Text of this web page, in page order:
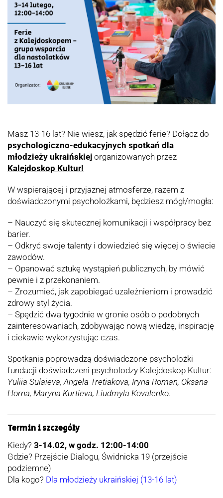
Masz 13-16 lat? Nie wiesz, jak spędzić ferie? Dołącz do
psychologiczno-edukacyjnych spotkań dla
młodzieży ukraińskiej organizowanych przez
Kalejdoskop Kultur!
W wspierającej i przyjaznej atmosferze, razem z
doświadczonymi psycholożkami, będziesz mógł/mogła:
– Nauczyć się skutecznej komunikacji i współpracy bez
barier.
– Odkryć swoje talenty i dowiedzieć się więcej o świecie
zawodów.
– Opanować sztukę wystąpień publicznych, by mówić
pewnie i z przekonaniem.
– Zrozumieć, jak zapobiegać uzależnieniom i prowadzić
zdrowy styl życia.
– Spędzić dwa tygodnie w gronie osób o podobnych
zainteresowaniach, zdobywając nową wiedzę, inspirację
i ciekawie wykorzystując czas.
Spotkania poprowadzą doświadczone psycholożki
fundacji doświadczeni psycholodzy Kalejdoskop Kultur:
Yuliia Sulaieva, Angela Tretiakova, Iryna Roman, Oksana
Horna, Maryna Kurtieva, Liudmyla Kovalenko.
Termin i szczegóły
Kiedy? 3-14.02, w godz. 12:00-14:00
Gdzie? Przejście Dialogu, Świdnicka 19 (przejście
podziemne)
Dla kogo? Dla młodzieży ukraińskiej (13-16 lat)